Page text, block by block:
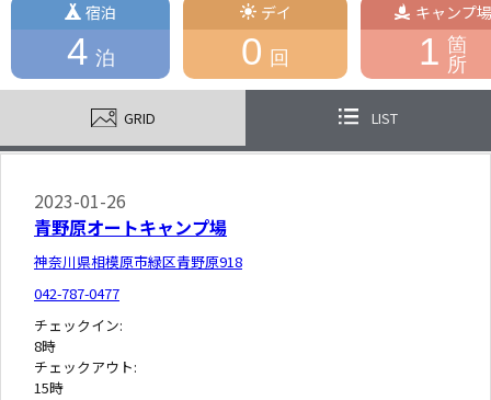
宿泊
4 泊
デイ
0 回
キャンプ場
1 箇
所
GRID LIST
2023-01-26
青野原オートキャンプ場
神奈川県相模原市緑区青野原918
042-787-0477
チェックイン:
8時
チェックアウト:
15時